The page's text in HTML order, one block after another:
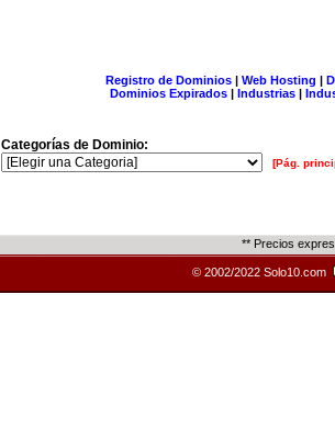
Registro de Dominios| Web Hosting |
Dominios Expirados | Industrias |
Categorías de Dominio:
[Pág.
** Precios
© 2002/2022 Solo10.com